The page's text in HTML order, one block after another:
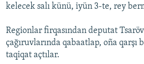
kelecek salı künü, iyün 3-te, rey
Regionlar firqasından deputat
çağıruvlarında qabaatlap, oña qarşı
taqiqat açtılar.